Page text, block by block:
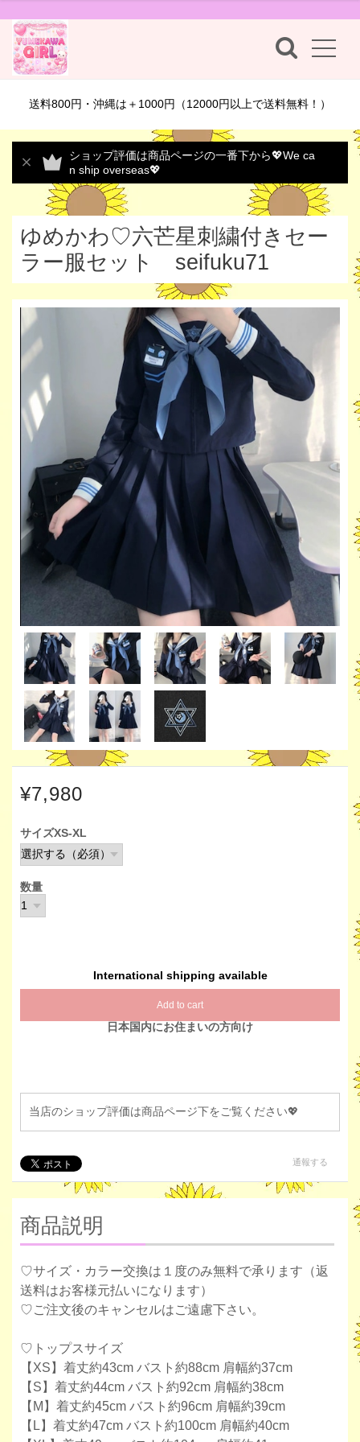
送料800円・沖縄は＋1000円（12000円以上で送料無料！）
ショップ評価は商品ページの一番下から💖We ca
n ship overseas💖
ゆめかわ♡六芒星刺繍付きセー
ラー服セット seifuku71
¥7,980
サイズXS-XL
数量
International shipping available
Add to cart
日本国内にお住まいの方向け
当店のショップ評価は商品ページ下をご覧ください💖
通報する
商品説明
♡サイズ・カラー交換は１度のみ無料で承ります（返
送料はお客様元払いになります）
♡ご注文後のキャンセルはご遠慮下さい。
♡トップスサイズ
【XS】着丈約43cm バスト約88cm 肩幅約37cm
【S】着丈約44cm バスト約92cm 肩幅約38cm
【M】着丈約45cm バスト約96cm 肩幅約39cm
【L】着丈約47cm バスト約100cm 肩幅約40cm